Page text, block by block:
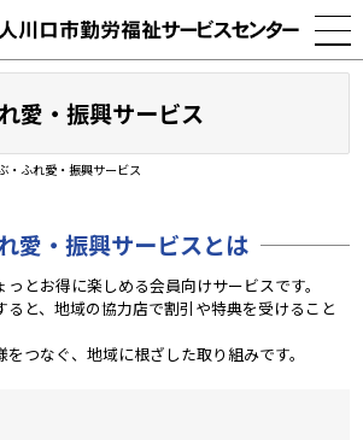
愛・振興サービス
・ふれ愛・振興サービス
愛・振興サービスとは
とお得に楽しめる会員向けサービスです。
ると、地域の協力店で割引や特典を受けること
つなぐ、地域に根ざした取り組みです。